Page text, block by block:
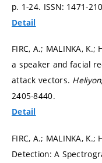
p. 1-24. ISSN: 1471-
Detail
FIRC, A.; MALINKA,
a speaker and facial
attack vectors.
2405-8440.
Detail
FIRC, A.; MALINKA, K.;
Detection: A